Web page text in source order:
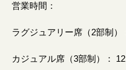
営業時間：
ラグジュアリー席（2部制）
カジュアル席（3部制）：